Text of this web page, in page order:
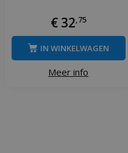
€ 32 75
Meer info
IN WINKELWAGEN